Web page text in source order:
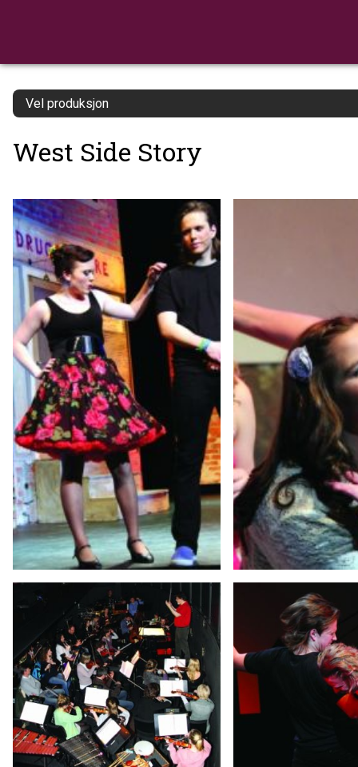
Vel produksjon
West Side Story